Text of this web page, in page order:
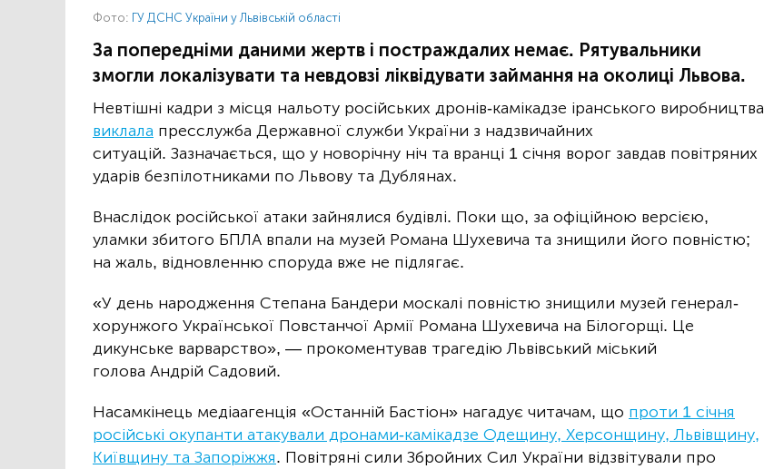
Фото: ГУ ДСНС України у Львівській області
За попередніми даними жертв і постраждалих немає. Рятувальники
змогли локалізувати та невдовзі ліквідувати займання на околиці Львова.
Невтішні кадри з місця нальоту російських дронів-камікадзе іранського виробництва
виклала пресслужба Державної служби України з надзвичайних
ситуацій. Зазначається, що у новорічну ніч та вранці 1 січня ворог завдав повітряних
ударів безпілотниками по Львову та Дублянах.
Внаслідок російської атаки зайнялися будівлі. Поки що, за офіційною версією,
уламки збитого БПЛА впали на музей Романа Шухевича та знищили його повністю;
на жаль, відновленню споруда вже не підлягає.
«У день народження Степана Бандери москалі повністю знищили музей генерал-
хорунжого Української Повстанчої Армії Романа Шухевича на Білогорщі. Це
дикунське варварство», — прокоментував трагедію Львівський міський
голова Андрій Садовий.
Насамкінець медіаагенція «Останній Бастіон» нагадує читачам, що проти 1 січня
російські окупанти атакували дронами-камікадзе Одещину, Херсонщину, Львівщину,
Київщину та Запоріжжя. Повітряні сили Збройних Сил України відзвітували про